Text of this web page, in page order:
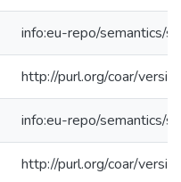
info:eu-repo/semantics/
http://purl.org/coar/
info:eu-repo/semantics/
http://purl.org/coar/